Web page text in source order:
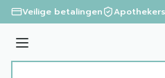
Ga naar de inhoud
Veilige betalingen
Menu